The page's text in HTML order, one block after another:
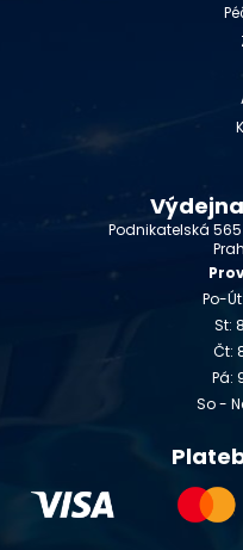
Podnikatelská 565
Po-
St:
Čt:
Pá:
So -